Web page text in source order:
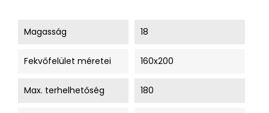
Magasság 18
Fekvőfelület méretei 160x200
Max. terhelhetőség 180